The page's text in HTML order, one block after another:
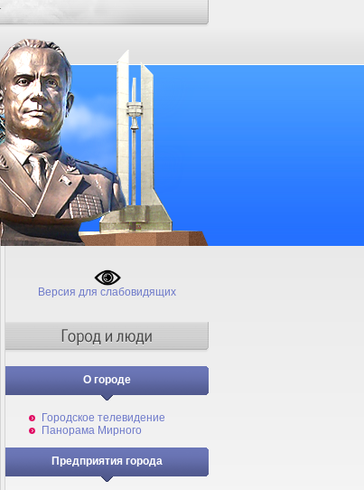
Версия для слабовидящих
О городе
Городское телевидение
Панорама Мирного
Предприятия города